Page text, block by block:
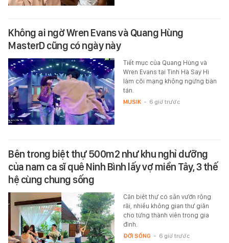
Không ai ngờ Wren Evans và Quang Hùng
MasterD cũng có ngày này
Tiết mục của Quang Hùng và
Wren Evans tại Tinh Hà Say Hi
làm cõi mạng không ngừng bàn
tán.
MUSIK - 6 giờ trước
Bên trong biệt thự 500m2 như khu nghỉ dưỡng
của nam ca sĩ quê Ninh Bình lấy vợ miền Tây, 3 thế
hệ cùng chung sống
Căn biệt thự có sân vườn rộng
rãi, nhiều không gian thư giãn
cho từng thành viên trong gia
đình.
ĐỜI SỐNG - 6 giờ trước